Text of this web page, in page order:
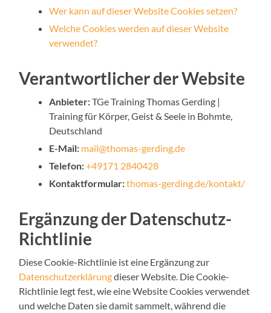
Wer kann auf dieser Website Cookies setzen?
Welche Cookies werden auf dieser Website
verwendet?
Verantwortlicher der Website
Anbieter:TGe Training Thomas Gerding |
Training für Körper, Geist & Seele in Bohmte,
Deutschland
E-Mail: mail@thomas-gerding.de
Telefon:+49171 2840428
Kontaktformular:thomas-gerding.de/kontakt/
Ergänzung der Datenschutz-
Richtlinie
Diese Cookie-Richtlinie ist eine Ergänzung zur
Datenschutzerklärungdieser Website. Die Cookie-
Richtlinie legt fest, wie eine Website Cookies verwendet
und welche Daten sie damit sammelt, während die